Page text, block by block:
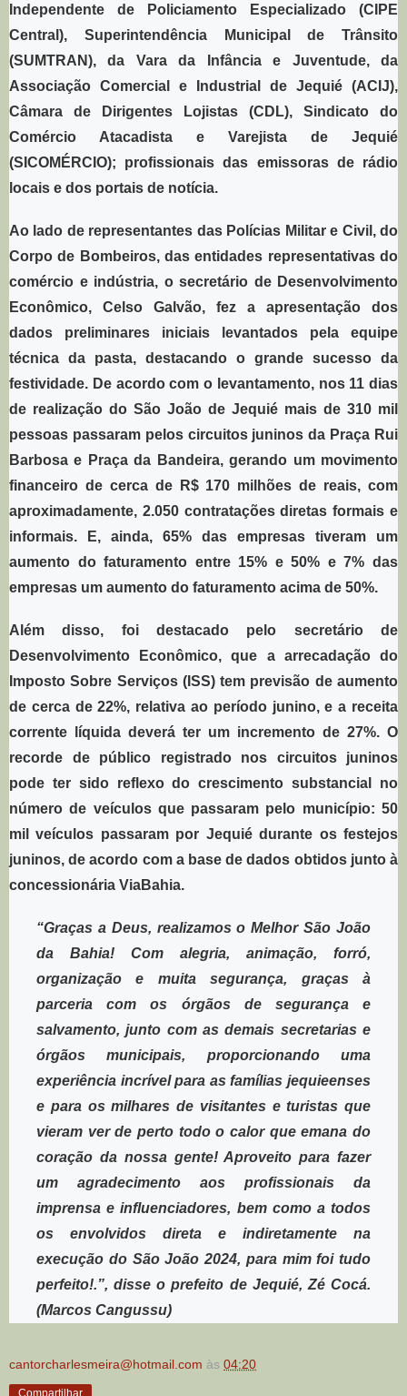
Independente de Policiamento Especializado (CIPE
Central), Superintendência Municipal de Trânsito
(SUMTRAN), da Vara da Infância e Juventude, da
Associação Comercial e Industrial de Jequié (ACIJ),
Câmara de Dirigentes Lojistas (CDL), Sindicato do
Comércio Atacadista e Varejista de Jequié
(SICOMÉRCIO); profissionais das emissoras de rádio
locais e dos portais de notícia.
Ao lado de representantes das Polícias Militar e Civil, do
Corpo de Bombeiros, das entidades representativas do
comércio e indústria, o secretário de Desenvolvimento
Econômico, Celso Galvão, fez a apresentação dos
dados preliminares iniciais levantados pela equipe
técnica da pasta, destacando o grande sucesso da
festividade. De acordo com o levantamento, nos 11 dias
de realização do São João de Jequié mais de 310 mil
pessoas passaram pelos circuitos juninos da Praça Rui
Barbosa e Praça da Bandeira, gerando um movimento
financeiro de cerca de R$ 170 milhões de reais, com
aproximadamente, 2.050 contratações diretas formais e
informais. E, ainda, 65% das empresas tiveram um
aumento do faturamento entre 15% e 50% e 7% das
empresas um aumento do faturamento acima de 50%.
Além disso, foi destacado pelo secretário de
Desenvolvimento Econômico, que a arrecadação do
Imposto Sobre Serviços (ISS) tem previsão de aumento
de cerca de 22%, relativa ao período junino, e a receita
corrente líquida deverá ter um incremento de 27%. O
recorde de público registrado nos circuitos juninos
pode ter sido reflexo do crescimento substancial no
número de veículos que passaram pelo município: 50
mil veículos passaram por Jequié durante os festejos
juninos, de acordo com a base de dados obtidos junto à
concessionária ViaBahia.
“Graças a Deus, realizamos o Melhor São João
da Bahia! Com alegria, animação, forró,
organização e muita segurança, graças à
parceria com os órgãos de segurança e
salvamento, junto com as demais secretarias e
órgãos municipais, proporcionando uma
experiência incrível para as famílias jequieenses
e para os milhares de visitantes e turistas que
vieram ver de perto todo o calor que emana do
coração da nossa gente! Aproveito para fazer
um agradecimento aos profissionais da
imprensa e influenciadores, bem como a todos
os envolvidos direta e indiretamente na
execução do São João 2024, para mim foi tudo
perfeito!.”, disse o prefeito de Jequié, Zé Cocá.
(Marcos Cangussu)
cantorcharlesmeira@hotmail.com às 04:20
Compartilhar